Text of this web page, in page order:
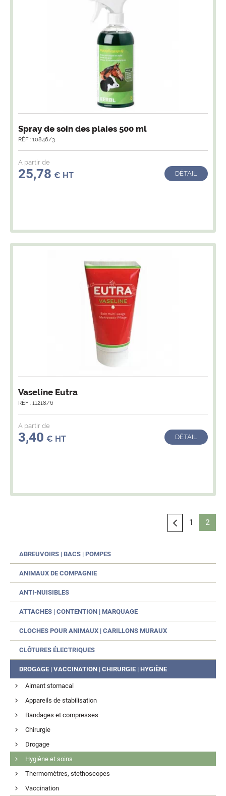
Spray de soin des plaies 500 ml
RÉF : 10846/3
A partir de
25,78 € HT DÉTAIL
Vaseline Eutra
RÉF : 11218/6
A partir de
3,40 € HT DÉTAIL
1 2
ABREUVOIRS | BACS | POMPES
ANIMAUX DE COMPAGNIE
ANTI-NUISIBLES
ATTACHES | CONTENTION | MARQUAGE
CLOCHES POUR ANIMAUX | CARILLONS MURAUX
CLÔTURES ÉLECTRIQUES
DROGAGE | VACCINATION | CHIRURGIE | HYGIÈNE
Aimant stomacal
Appareils de stabilisation
Bandages et compresses
Chirurgie
Drogage
Hygiène et soins
Thermomètres, stethoscopes
Vaccination